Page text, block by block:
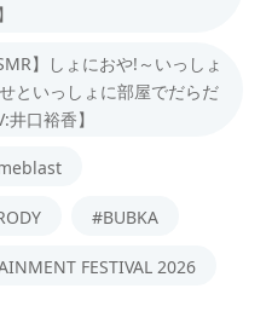
】しょにおや!～いっしょ
といっしょに部屋でだらだ
井口裕香】
#BUBKA
FESTIVAL 2026